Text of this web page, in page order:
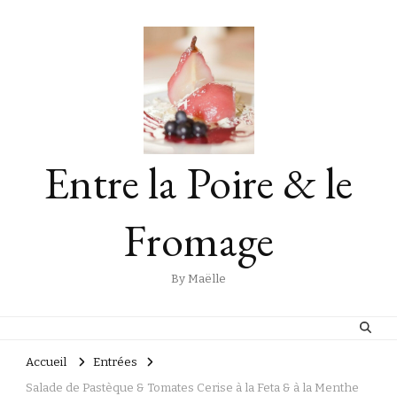
Entre la Poire & le
Fromage
By Maëlle
Accueil
Entrées
Salade de Pastèque & Tomates Cerise à la Feta & à la Menthe